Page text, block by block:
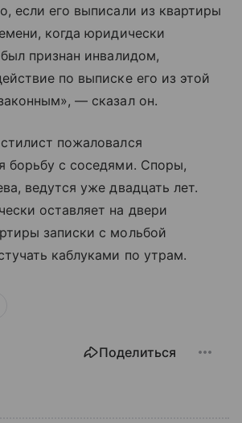
если его выписали из квартиры
когда юридически
признан инвалидом,
по выписке его из этой
— сказал он.
пожаловался
борьбу с соседями. Споры,
ведутся уже двадцать лет.
оставляет на двери
записки с мольбой
каблуками по утрам.
Поделиться